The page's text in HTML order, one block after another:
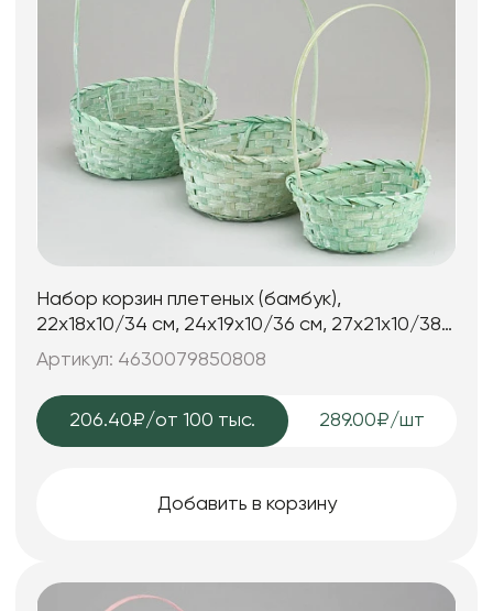
Набор корзин плетеных (бамбук),
22х18х10/34 см, 24х19х10/36 см, 27х21х10/38
см, 3 шт., светло-зел.
Артикул: 4630079850808
206.40₽/от 100 тыс. 289.00₽/шт
Добавить в корзину